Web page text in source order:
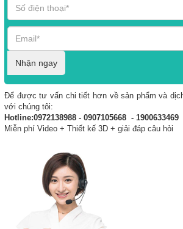
Nhận ngay
Để được tư vấn chi tiết hơn về sản phẩm và
với chúng tôi:
Hotline:0972138988 - 0907105668 - 1900633469
Miễn phí Video + Thiết kế 3D + giải đáp câu hỏi